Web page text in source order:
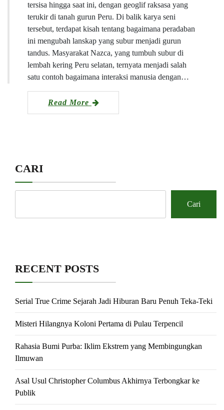
tersisa hingga saat ini, dengan geoglif raksasa yang
terukir di tanah gurun Peru. Di balik karya seni
tersebut, terdapat kisah tentang bagaimana peradaban
ini mengubah lanskap yang subur menjadi gurun
tandus. Masyarakat Nazca, yang tumbuh subur di
lembah kering Peru selatan, ternyata menjadi salah
satu contoh bagaimana interaksi manusia dengan…
Read More
CARI
Cari
RECENT POSTS
Serial True Crime Sejarah Jadi Hiburan Baru Penuh Teka-Teki
Misteri Hilangnya Koloni Pertama di Pulau Terpencil
Rahasia Bumi Purba: Iklim Ekstrem yang Membingungkan
Ilmuwan
Asal Usul Christopher Columbus Akhirnya Terbongkar ke
Publik